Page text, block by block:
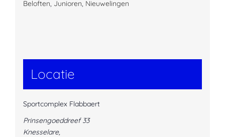
Beloften, Junioren, Nieuwelingen
Locatie
Sportcomplex Flabbaert
Prinsengoeddreef 33
Knesselare,